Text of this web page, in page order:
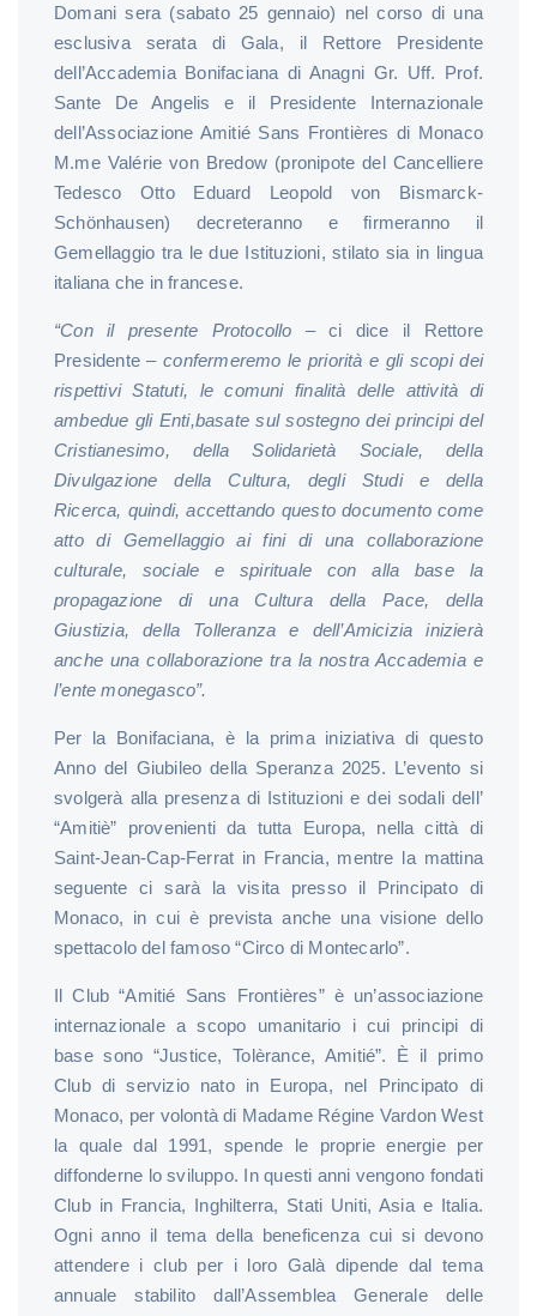
Domani sera (sabato 25 gennaio) nel corso di una
esclusiva serata di Gala, il Rettore Presidente
dell’Accademia Bonifaciana di Anagni Gr. Uff. Prof.
Sante De Angelis e il Presidente Internazionale
dell’Associazione Amitié Sans Frontières di Monaco
M.me Valérie von Bredow (pronipote del Cancelliere
Tedesco Otto Eduard Leopold von Bismarck-
Schönhausen) decreteranno e firmeranno il
Gemellaggio tra le due Istituzioni, stilato sia in lingua
italiana che in francese.
“Con il presente Protocollo – ci dice il Rettore
Presidente –confermeremo le priorità e gli scopi dei
rispettivi Statuti, le comuni finalità delle attività di
ambedue gli Enti,basate sul sostegno dei principi del
Cristianesimo, della Solidarietà Sociale, della
Divulgazione della Cultura, degli Studi e della
Ricerca, quindi, accettando questo documento come
atto di Gemellaggio ai fini di una collaborazione
culturale, sociale e spirituale con alla base la
propagazione di una Cultura della Pace, della
Giustizia, della Tolleranza e dell’Amiciziainizierà
anche una collaborazione tra la nostra Accademia e
l’ente monegasco”.
Per la Bonifaciana, è la prima iniziativa di questo
Anno del Giubileo della Speranza 2025. L’evento si
svolgerà alla presenza di Istituzioni e dei sodali dell’
“Amitiè” provenienti da tutta Europa, nella città di
Saint-Jean-Cap-Ferrat in Francia, mentre la mattina
seguente ci sarà la visita presso il Principato di
Monaco, in cui è prevista anche una visione dello
spettacolo del famoso “Circo di Montecarlo”.
Il Club “Amitié Sans Frontières” è un’associazione
internazionale a scopo umanitario i cui principi di
base sono “Justice, Tolèrance, Amitié”. È il primo
Club di servizio nato in Europa, nel Principato di
Monaco, per volontà di Madame Régine Vardon West
la quale dal 1991, spende le proprie energie per
diffonderne lo sviluppo. In questi anni vengono fondati
Club in Francia, Inghilterra, Stati Uniti, Asia e Italia.
Ogni anno il tema della beneficenza cui si devono
attendere i club per i loro Galà dipende dal tema
annuale stabilito dall’Assemblea Generale delle